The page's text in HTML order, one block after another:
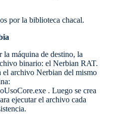
por la biblioteca chacal.
la máquina de destino, la
binario: el Nerbian RAT.
el archivo Nerbian del mismo
. Luego se crea
ejecutar el archivo cada